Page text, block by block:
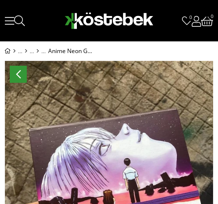
0 0
Anime Neon Genesis : Evangelion Defter